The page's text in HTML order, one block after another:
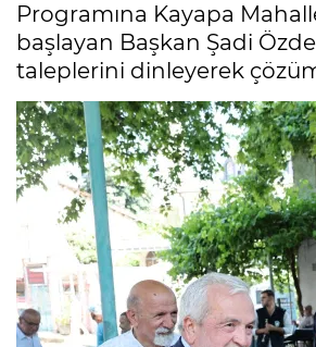
Programına Kayapa
başlayan Başkan Şadi
taleplerini dinleyerek